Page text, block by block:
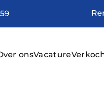
onsVacature